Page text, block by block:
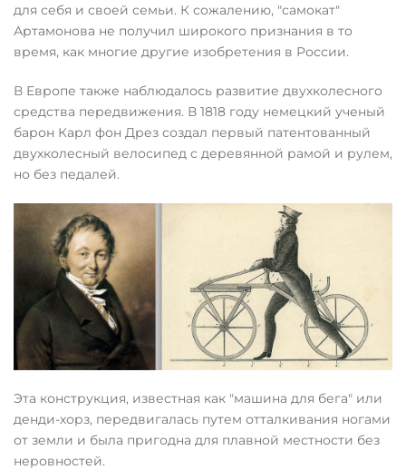
для себя и своей семьи. К сожалению, "самокат"
Артамонова не получил широкого признания в то
время, как многие другие изобретения в России.
В Европе также наблюдалось развитие двухколесного
средства передвижения. В 1818 году немецкий ученый
барон Карл фон Дрез создал первый патентованный
двухколесный велосипед с деревянной рамой и рулем,
но без педалей.
Эта конструкция, известная как "машина для бега" или
денди-хорз, передвигалась путем отталкивания ногами
от земли и была пригодна для плавной местности без
неровностей.